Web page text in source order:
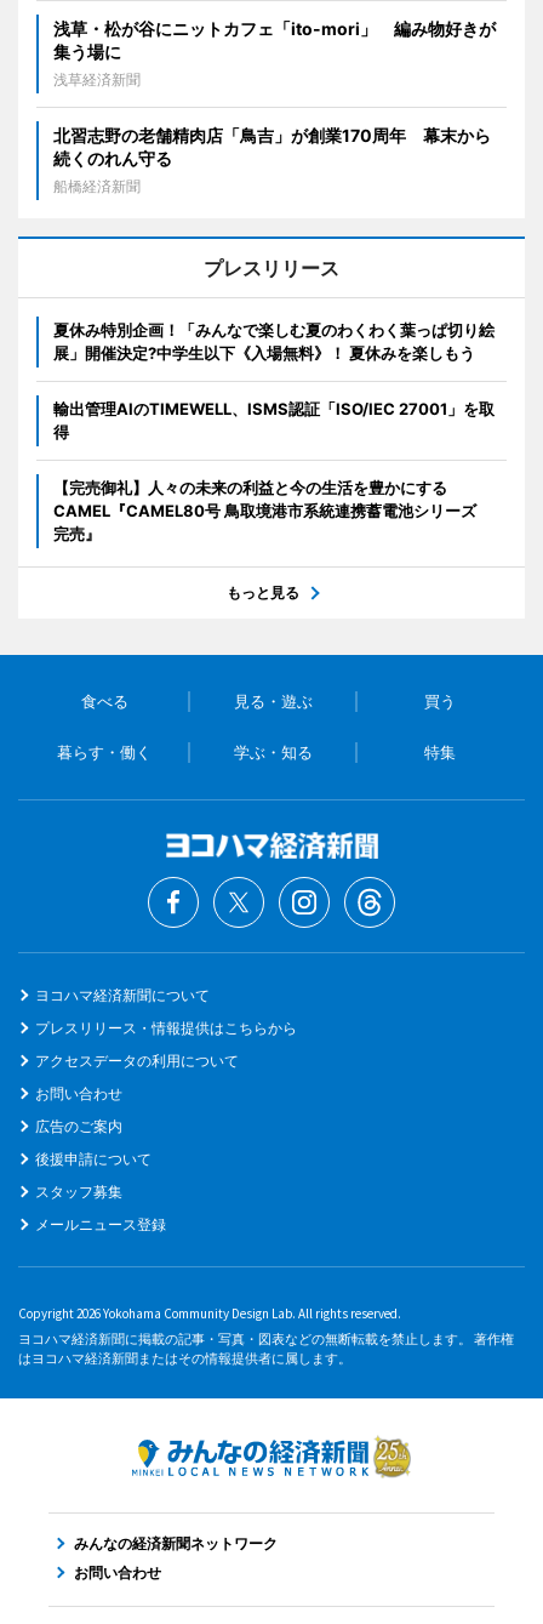
浅草・松が谷にニットカフェ「ito-mori」 編み物好きが
集う場に
浅草経済新聞
北習志野の老舗精肉店「鳥吉」が創業170周年 幕末から
続くのれん守る
船橋経済新聞
プレスリリース
夏休み特別企画！「みんなで楽しむ夏のわくわく葉っぱ切り絵
展」開催決定?中学生以下《入場無料》！ 夏休みを楽しもう
輸出管理AIのTIMEWELL、ISMS認証「ISO/IEC 27001」を取
得
【完売御礼】人々の未来の利益と今の生活を豊かにする
CAMEL『CAMEL80号 鳥取境港市系統連携蓄電池シリーズ
完売』
もっと見る
食べる 見る・遊ぶ 買う
暮らす・働く 学ぶ・知る 特集
ヨコハマ経済新聞について
プレスリリース・情報提供はこちらから
アクセスデータの利用について
お問い合わせ
広告のご案内
後援申請について
スタッフ募集
メールニュース登録
Copyright 2026 Yokohama Community Design Lab. All rights reserved.
ヨコハマ経済新聞に掲載の記事・写真・図表などの無断転載を禁止します。 著作権
はヨコハマ経済新聞またはその情報提供者に属します。
みんなの経済新聞ネットワーク
お問い合わせ